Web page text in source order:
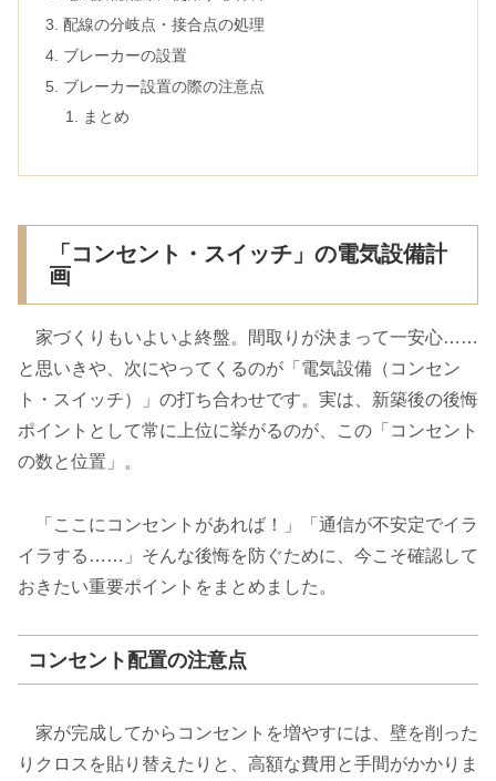
配線の分岐点・接合点の処理
ブレーカーの設置
ブレーカー設置の際の注意点
まとめ
「コンセント・スイッチ」の電気設備計
画
家づくりもいよいよ終盤。間取りが決まって一安心……
と思いきや、次にやってくるのが「電気設備（コンセン
ト・スイッチ）」の打ち合わせです。実は、新築後の後悔
ポイントとして常に上位に挙がるのが、この「コンセント
の数と位置」。
「ここにコンセントがあれば！」「通信が不安定でイラ
イラする……」そんな後悔を防ぐために、今こそ確認して
おきたい重要ポイントをまとめました。
コンセント配置の注意点
家が完成してからコンセントを増やすには、壁を削った
りクロスを貼り替えたりと、高額な費用と手間がかかりま